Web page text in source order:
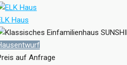
Haus
auf Anfrage